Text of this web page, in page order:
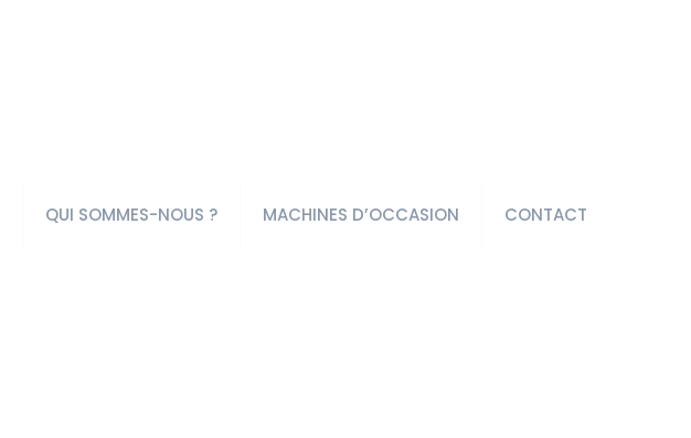
QUI SOMMES-NOUS ? MACHINES D’OCCASION CONTACT